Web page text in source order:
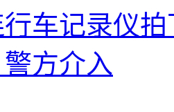
车记录仪
警方介入